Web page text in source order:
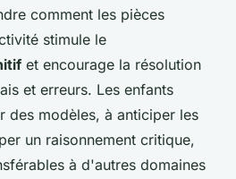
comment les pièces
stimule le
et encourage la résolution
et erreurs. Les enfants
des modèles, à anticiper les
un raisonnement critique,
à d'autres domaines